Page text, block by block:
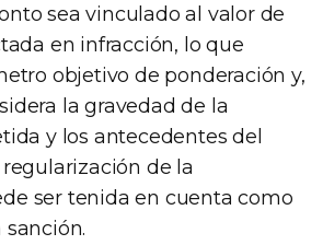
sea vinculado al valor de
en infracción, lo que
objetivo de ponderación y,
la gravedad de la
y los antecedentes del
de la
ser tenida en cuenta como